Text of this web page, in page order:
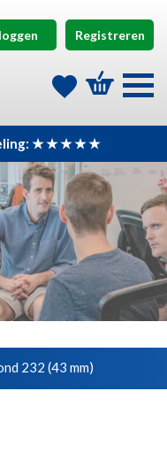
Registreren
★ ★ ★ ★ ★
232 (43 mm)